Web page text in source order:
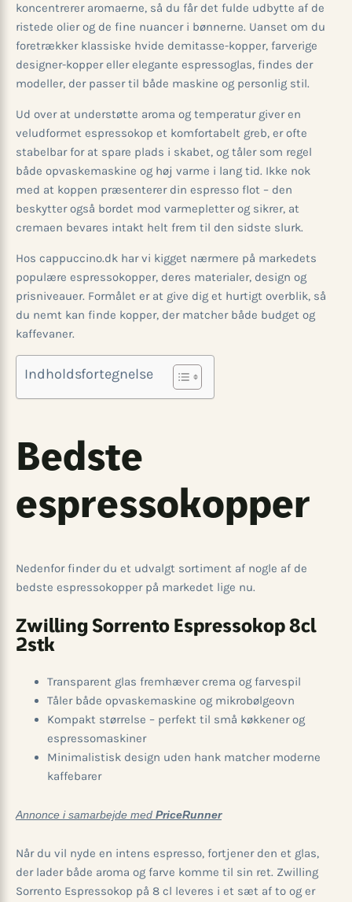
koncentrerer aromaerne, så du får det fulde udbytte af de
ristede olier og de fine nuancer i bønnerne. Uanset om du
foretrækker klassiske hvide demitasse-kopper, farverige
designer-kopper eller elegante espressoglas, findes der
modeller, der passer til både maskine og personlig stil.
Ud over at understøtte aroma og temperatur giver en
veludformet espressokop et komfortabelt greb, er ofte
stabelbar for at spare plads i skabet, og tåler som regel
både opvaskemaskine og høj varme i lang tid. Ikke nok
med at koppen præsenterer din espresso flot – den
beskytter også bordet mod varmepletter og sikrer, at
cremaen bevares intakt helt frem til den sidste slurk.
Hos cappuccino.dk har vi kigget nærmere på markedets
populære espressokopper, deres materialer, design og
prisniveauer. Formålet er at give dig et hurtigt overblik, så
du nemt kan finde kopper, der matcher både budget og
kaffevaner.
Indholdsfortegnelse
Bedste
espressokopper
Nedenfor finder du et udvalgt sortiment af nogle af de
bedste espressokopper på markedet lige nu.
Zwilling Sorrento Espressokop 8cl
2stk
Transparent glas fremhæver crema og farvespil
Tåler både opvaskemaskine og mikrobølgeovn
Kompakt størrelse – perfekt til små køkkener og
espressomaskiner
Minimalistisk design uden hank matcher moderne
kaffebarer
Annonce i samarbejde med PriceRunner
Når du vil nyde en intens espresso, fortjener den et glas,
der lader både aroma og farve komme til sin ret. Zwilling
Sorrento Espressokop på 8 cl leveres i et sæt af to og er